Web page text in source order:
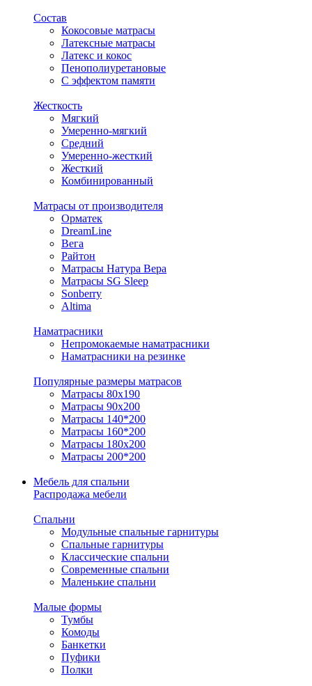
Состав
Кокосовые матрасы
Латексные матрасы
Латекс и кокос
Пенополиуретановые
С эффектом памяти
Жесткость
Мягкий
Умеренно-мягкий
Средний
Умеренно-жесткий
Жесткий
Комбинированный
Матрасы от производителя
Орматек
DreamLine
Вега
Райтон
Матрасы Натура Вера
Матрасы SG Sleep
Sonberry
Altima
Наматрасники
Непромокаемые наматрасники
Наматрасники на резинке
Популярные размеры матрасов
Матрасы 80x190
Матрасы 90x200
Матрасы 140*200
Матрасы 160*200
Матрасы 180x200
Матрасы 200*200
Мебель для спальни
Распродажа мебели
Спальни
Модульные спальные гарнитуры
Спальные гарнитуры
Классические спальни
Современные спальни
Маленькие спальни
Малые формы
Тумбы
Комоды
Банкетки
Пуфики
Полки